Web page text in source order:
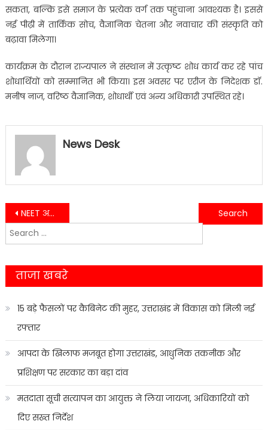
सकता, बल्कि इसे समाज के प्रत्येक वर्ग तक पहुंचाना आवश्यक है। इससे
नई पीढ़ी में तार्किक सोच, वैज्ञानिक चेतना और नवाचार की संस्कृति को
बढ़ावा मिलेगा।
कार्यक्रम के दौरान राज्यपाल ने संस्थान में उत्कृष्ट शोध कार्य कर रहे पांच
शोधार्थियों को सम्मानित भी किया। इस अवसर पर एरीज के निदेशक डॉ.
मनीष नाज, वरिष्ठ वैज्ञानिक, शोधार्थी एवं अन्य अधिकारी उपस्थित रहे।
News Desk
Post
navigation
NEET अभ्यर्थियों की जेब पर नहीं पड़ेगा बोझ, सरकार ने किया मुफ्त यात्रा का इंतजाम
लालकुआं में एसआईआर की समीक्षा बैठक, शत-प्रतिशत लक्ष्य हासिल करने पर जोर
Search
for:
ताजा खबरे
15 बड़े फैसलों पर कैबिनेट की मुहर, उत्तराखंड में विकास को मिली नई
रफ्तार
आपदा के खिलाफ मजबूत होगा उत्तराखंड, आधुनिक तकनीक और
प्रशिक्षण पर सरकार का बड़ा दांव
मतदाता सूची सत्यापन का आयुक्त ने लिया जायजा, अधिकारियों को
दिए सख्त निर्देश